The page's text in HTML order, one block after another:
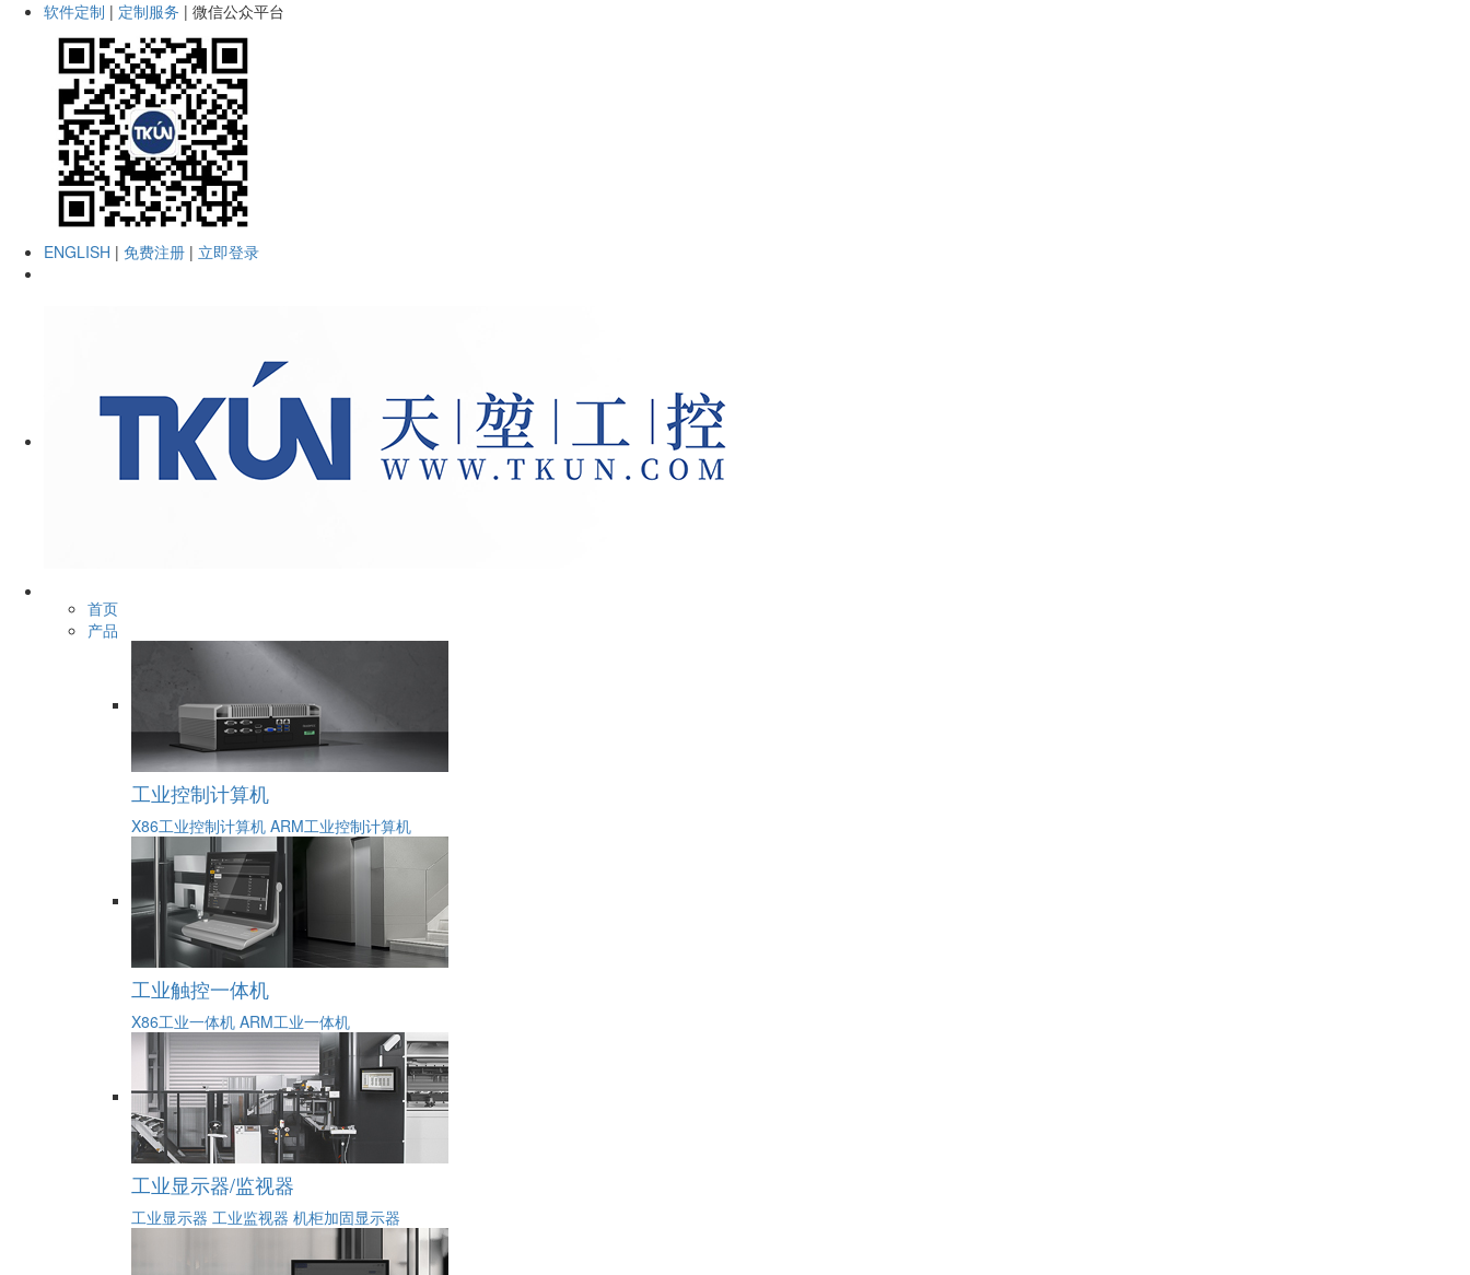
软件定制 | 定制服务 | 微信公众平台
ENGLISH | 免费注册 | 立即登录
首页
产品
工业控制计算机
X86工业控制计算机 ARM工业控制计算机
工业触控一体机
X86工业一体机 ARM工业一体机
工业显示器/监视器
工业显示器 工业监视器 机柜加固显示器